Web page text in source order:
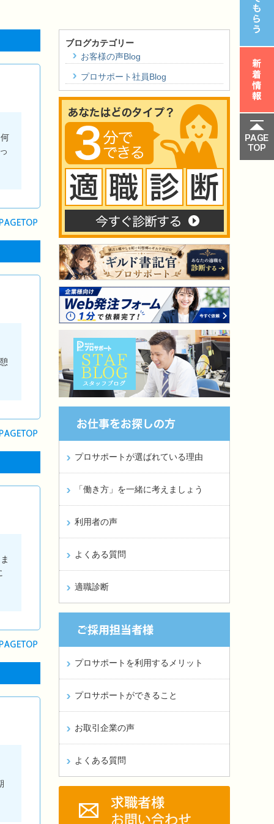
ブログカテゴリー
お客様の声Blog
プロサポート社員Blog
プロサポートが選ばれている理由
「働き方」を一緒に考えましょう
利用者の声
よくある質問
適職診断
プロサポートを利用するメリット
プロサポートができること
お取引企業の声
よくある質問